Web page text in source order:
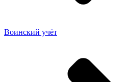
Воинский учёт